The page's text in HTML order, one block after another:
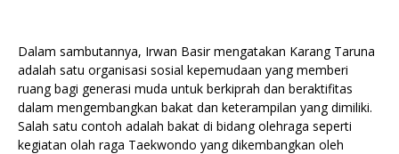
Dalam sambutannya, Irwan Basir mengatakan Karang Taruna
adalah satu organisasi sosial kepemudaan yang memberi
ruang bagi generasi muda untuk berkiprah dan beraktifitas
dalam mengembangkan bakat dan keterampilan yang dimiliki.
Salah satu contoh adalah bakat di bidang olehraga seperti
kegiatan olah raga Taekwondo yang dikembangkan oleh